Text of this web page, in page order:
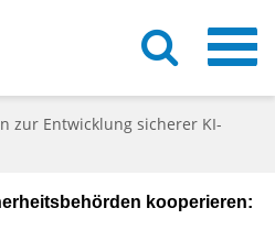
zur Entwicklung sicherer KI-
kooperieren: